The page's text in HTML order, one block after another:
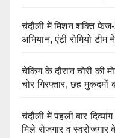
चंदौली में मिशन शक्ति
अभियान, एंटी रोमियो टीम
चेकिंग के दौरान चोरी की
चोर गिरफ्तार, छह मुकदमों
चंदौली में पहली बार
मिले रोजगार व